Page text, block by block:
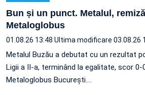
Bun și un punct. Metalul,
Metaloglobus
01.08.26 13:48 Ultima modificare 03.08.26
Metalul Buzău a debutat cu un rezultat
Ligii a II-a, terminând la egalitate, scor 0-
Metaloglobus București.…